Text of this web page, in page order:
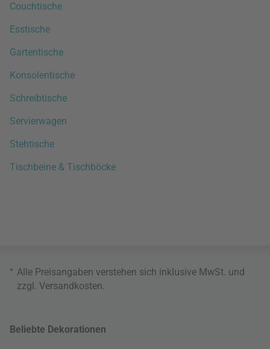
Couchtische
Esstische
Gartentische
Konsolentische
Schreibtische
Servierwagen
Stehtische
Tischbeine & Tischböcke
* Alle Preisangaben verstehen sich inklusive MwSt. und
zzgl. Versandkosten.
Beliebte Dekorationen